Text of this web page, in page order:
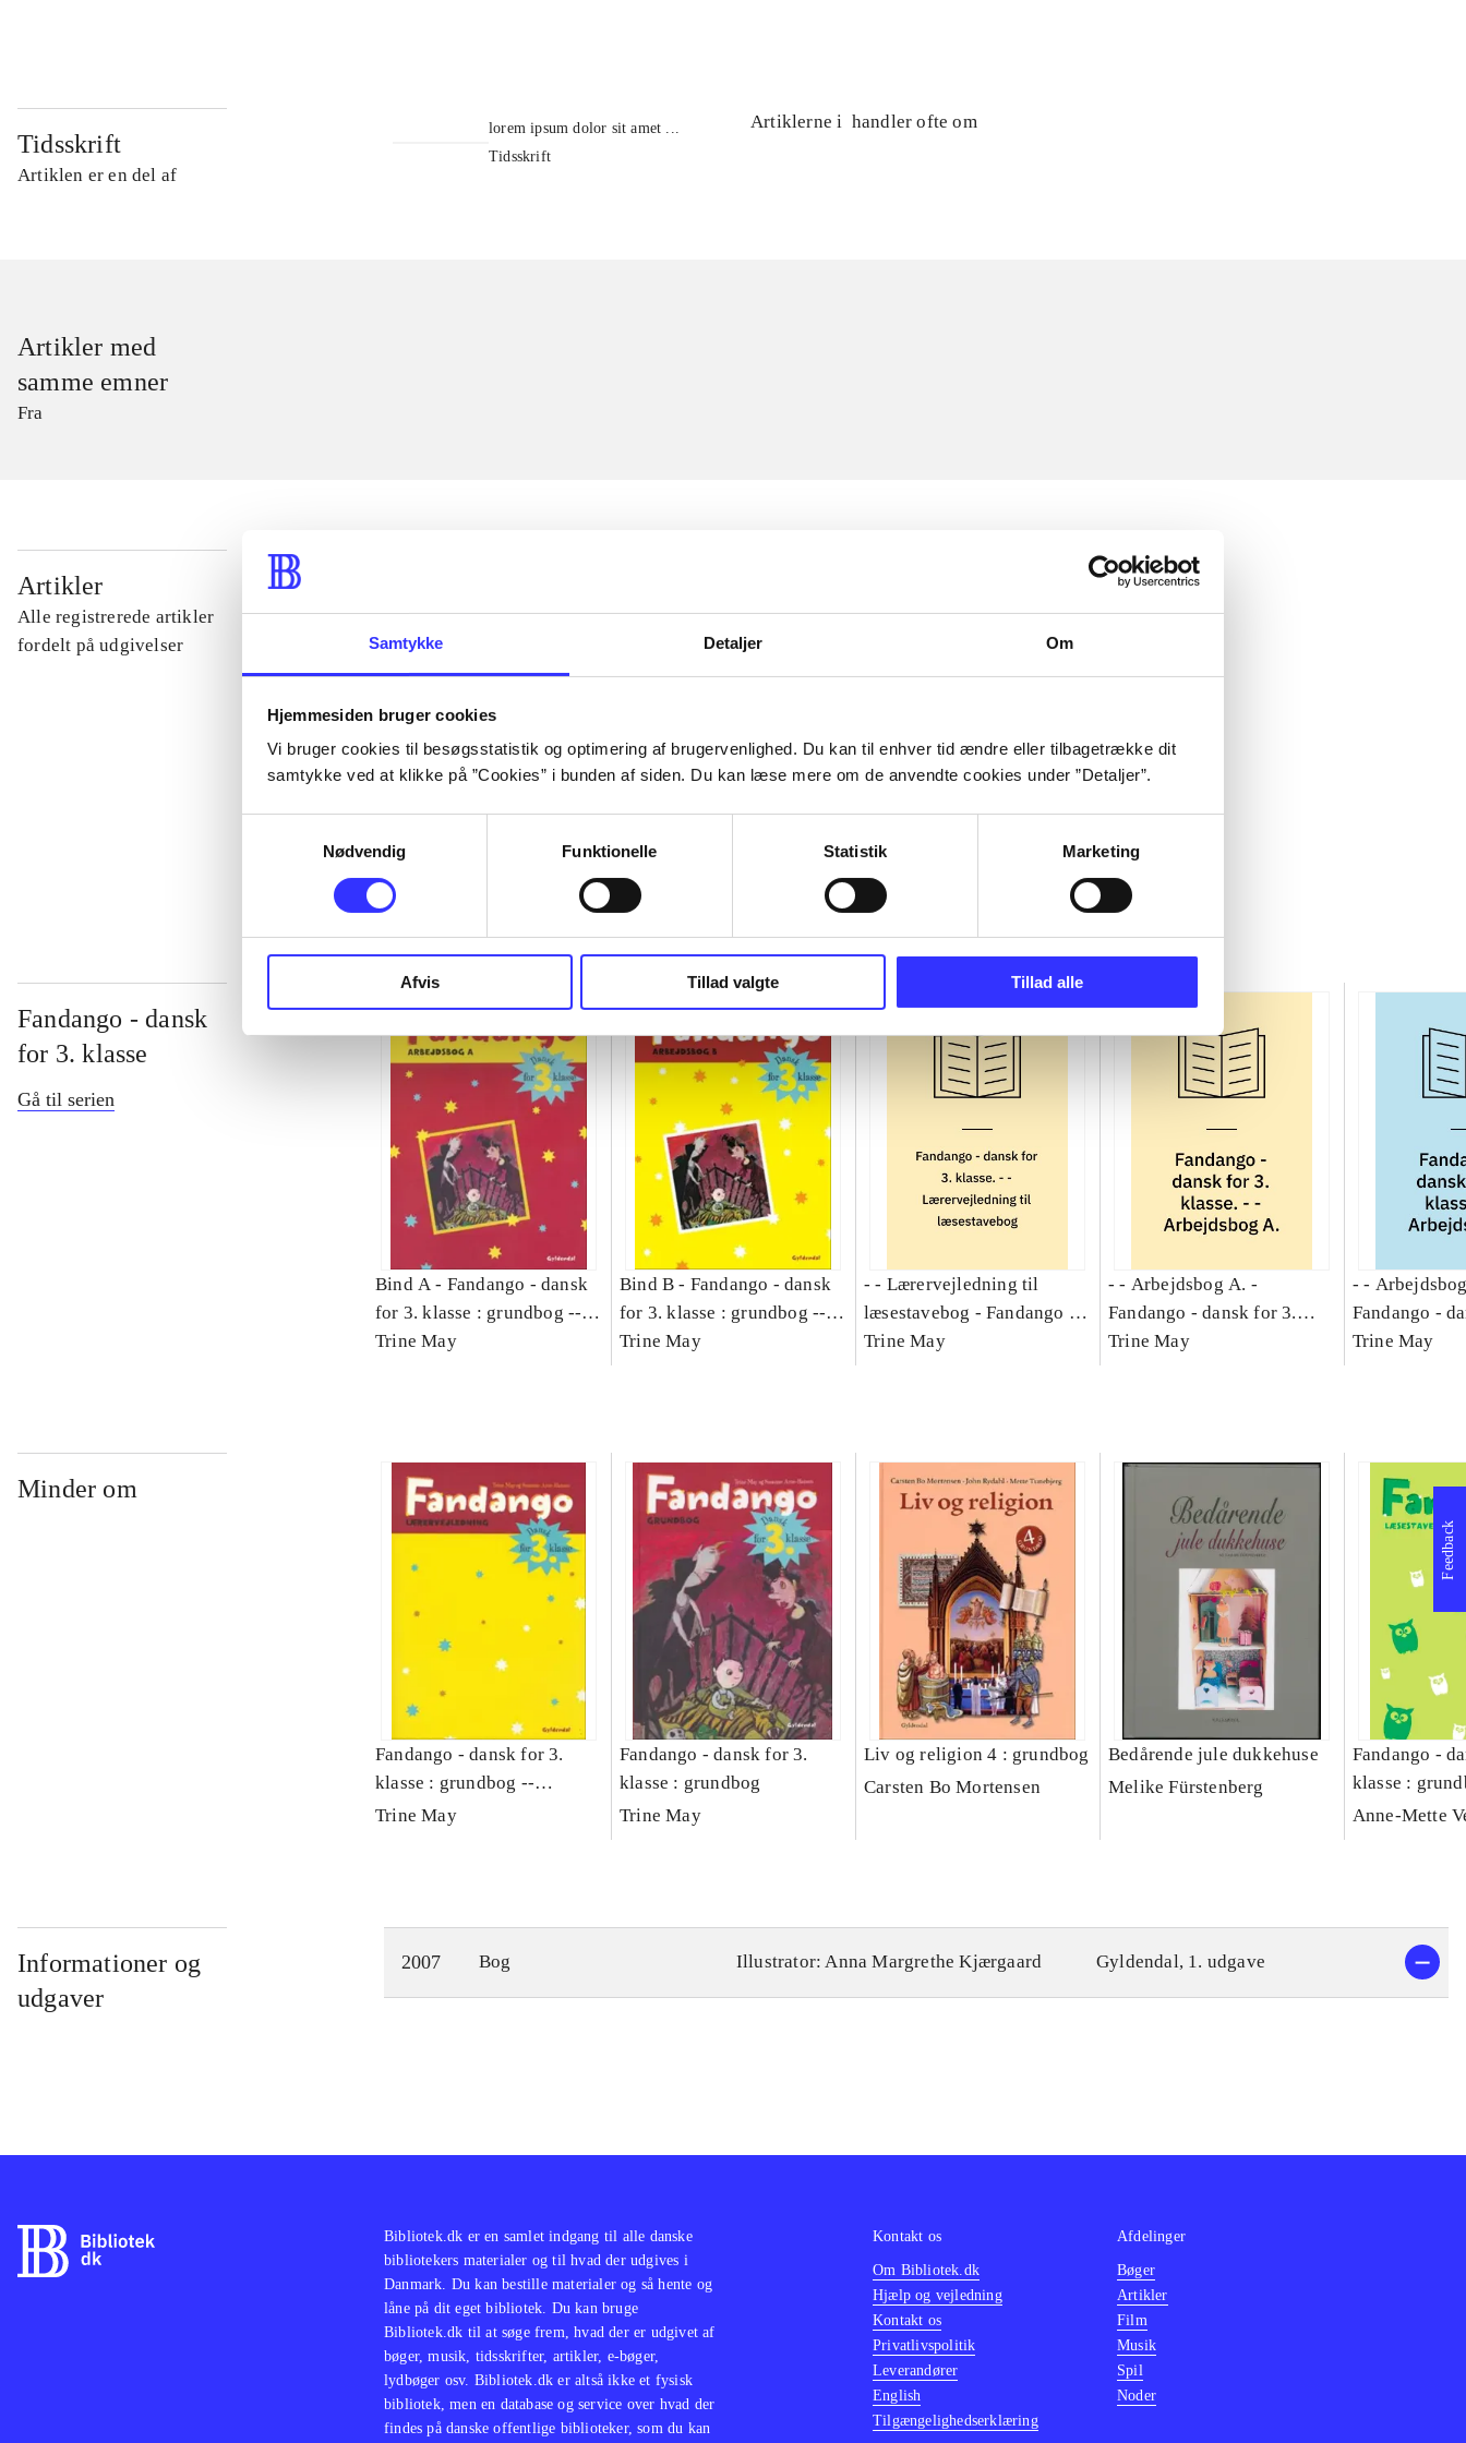
Samtykke Detaljer Om
Hjemmesiden bruger cookies
Vi bruger cookies til besøgsstatistik og optimering af brugervenlighed. Du kan til enhver tid ændre eller tilbagetrække dit
samtykke ved at klikke på ”Cookies” i bunden af siden. Du kan læse mere om de anvendte cookies under ”Detaljer”.
Nødvendig
Funktionelle Statistik Marketing
Afvis Tillad valgte Tillad alle
Tidsskrift
Artiklen er en del af
lorem ipsum dolor sit amet ...
Tidsskrift
Artiklerne i handler ofte om
Artikler med
samme emner
Fra
Artikler
Alle registrerede artikler
fordelt på udgivelser
...
...
...
...
Fandango - dansk
for 3. klasse
Gå til serien
Bind A - Fandango - dansk
for 3. klasse : grundbog --
Arbejdsbog. Bind A
Trine May
Bind B - Fandango - dansk
for 3. klasse : grundbog --
Arbejdsbog. Bind B
Trine May
- - Lærervejledning til
læsestavebog - Fandango -
dansk for 3. klasse :
Trine May
- - Arbejdsbog A. -
Fandango - dansk for 3.
klasse : grundbog. - -
Trine May
- -
Fandango -
klasse :
Trine May
Minder om
Fandango - dansk for 3.
klasse : grundbog --
Lærervejledning
Trine May
Fandango - dansk for 3.
klasse : grundbog
Trine May
Liv og religion 4 : grundbog
Carsten Bo Mortensen
Bedårende jule dukkehuse
Melike Fürstenberg
Fandango -
klasse :
Læsestavebog
Anne-Mette
Informationer og
udgaver
2007 Bog Illustrator: Anna Margrethe Kjærgaard Gyldendal, 1. udgave
Feedback
Bibliotek.dk er en samlet indgang til alle danske
bibliotekers materialer og til hvad der udgives i
Danmark. Du kan bestille materialer og så hente og
låne på dit eget bibliotek. Du kan bruge
Bibliotek.dk til at søge frem, hvad der er udgivet af
bøger, musik, tidsskrifter, artikler, e-bøger,
lydbøger osv. Bibliotek.dk er altså ikke et fysisk
bibliotek, men en database og service over hvad der
findes på danske offentlige biblioteker, som du kan
Kontakt os
Om Bibliotek.dk
Hjælp og vejledning
Kontakt os
Privatlivspolitik
Leverandører
English
Tilgængelighedserklæring
Afdelinger
Bøger
Artikler
Film
Musik
Spil
Noder